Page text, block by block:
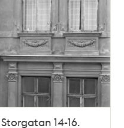
Storgatan 14-16.